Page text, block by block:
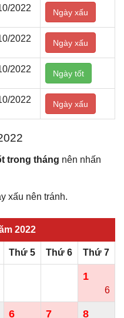
2022 Ngày xấu
2022 Ngày xấu
2022 Ngày tốt
2022 Ngày xấu
tronɡ tháng nên nhấn
nên tránh.
2022
Thứ 5 Thứ 6 Thứ 7
1
6
6 7 8